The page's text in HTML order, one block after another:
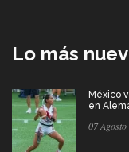
Lo más
México
en
07